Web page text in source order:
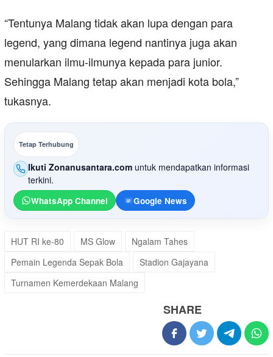
“Tentunya Malang tidak akan lupa dengan para
legend, yang dimana legend nantinya juga akan
menularkan ilmu-ilmunya kepada para junior.
Sehingga Malang tetap akan menjadi kota bola,”
tukasnya.
Tetap Terhubung
Ikuti Zonanusantara.com untuk mendapatkan informasi
terkini.
WhatsApp Channel Google News
HUT RI ke-80 MS Glow
Ngalam Tahes
Pemain Legenda Sepak Bola
Stadion Gajayana
Turnamen Kemerdekaan Malang
SHARE